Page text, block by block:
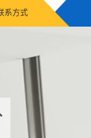
系方式